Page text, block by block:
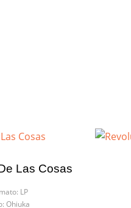
Las Cosas
LP
Ohiuka